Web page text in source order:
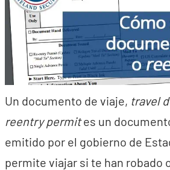
Un documento de viaje, travel
reentry permites un
emitido por el gobierno de
permite viajar si te han robado